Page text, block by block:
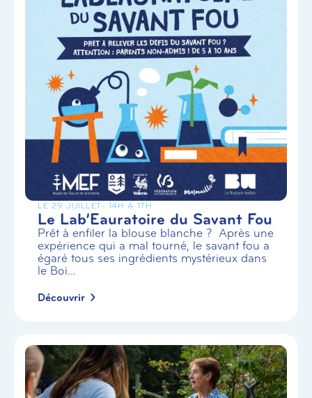
LE 29 JUILLET- 14H À 17H
Le Lab’Eauratoire du Savant Fou
Prêt à enfiler la blouse blanche ? Après une
expérience qui a mal tourné, le savant fou a
égaré tous ses ingrédients mystérieux dans
le Boi...
Découvrir